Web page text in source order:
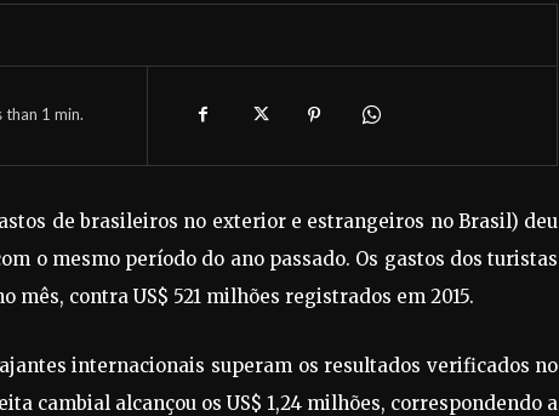
than 1 min.
de brasileiros no exterior e estrangeiros no Brasil) deu
o mesmo período do ano passado. Os gastos dos turistas
contra US$ 521 milhões registrados em 2015.
internacionais superam os resultados verificados no
cambial alcançou os US$ 1,24 milhões, correspondendo a